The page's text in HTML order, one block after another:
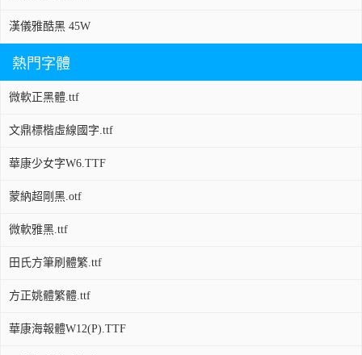
漢儀雅酷黑 45W
熱門字體
微軟正黑體.ttf
文鼎標楷虛線國字.ttf
華康少女字W6.TTF
蒙納超剛黑.otf
微軟雅黑.ttf
田氏方筆刷體繁.ttf
方正姚體繁體.ttf
華康海報體W12(P).TTF